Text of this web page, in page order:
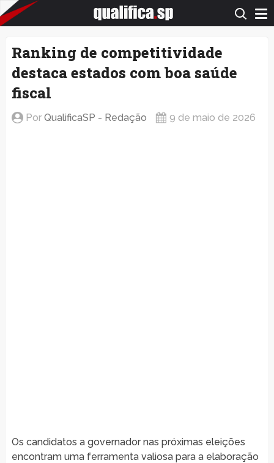
QualificaSP.com
Ranking de competitividade
destaca estados com boa saúde
fiscal
Por QualificaSP - Redação 9 de maio de 2026
Os candidatos a governador nas próximas eleições
encontram uma ferramenta valiosa para a elaboração